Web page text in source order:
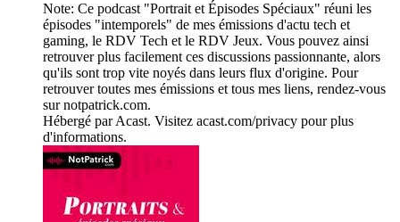
Note: Ce podcast "Portrait et Épisodes Spéciaux" réuni les
épisodes "intemporels" de mes émissions d'actu tech et
gaming, le RDV Tech et le RDV Jeux. Vous pouvez ainsi
retrouver plus facilement ces discussions passionnante, alors
qu'ils sont trop vite noyés dans leurs flux d'origine. Pour
retrouver toutes mes émissions et tous mes liens, rendez-vous
sur notpatrick.com.
Hébergé par Acast. Visitez acast.com/privacy pour plus
d'informations.